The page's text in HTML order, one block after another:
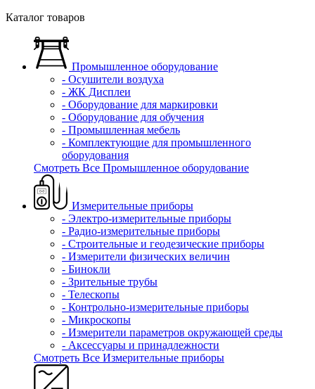
Каталог товаров
Промышленное оборудование
- Осушители воздуха
- ЖК Дисплеи
- Оборудование для маркировки
- Оборудование для обучения
- Промышленная мебель
- Комплектующие для промышленного
оборудования
Смотреть Все Промышленное оборудование
Измерительные приборы
- Электро-измерительные приборы
- Радио-измерительные приборы
- Строительные и геодезические приборы
- Измерители физических величин
- Бинокли
- Зрительные трубы
- Телескопы
- Контрольно-измерительные приборы
- Микроскопы
- Измерители параметров окружающей среды
- Аксессуары и принадлежности
Смотреть Все Измерительные приборы